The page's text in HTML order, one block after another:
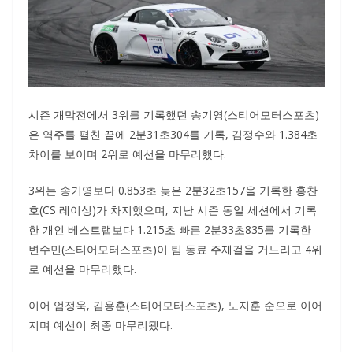
시즌 개막전에서 3위를 기록했던 송기영(스티어모터스포츠)
은 역주를 펼친 끝에 2분31초304를 기록, 김정수와 1.384초
차이를 보이며 2위로 예선을 마무리했다.
3위는 송기영보다 0.853초 늦은 2분32초157을 기록한 홍찬
호(CS 레이싱)가 차지했으며, 지난 시즌 동일 세션에서 기록
한 개인 베스트랩보다 1.215초 빠른 2분33초835를 기록한
변수민(스티어모터스포츠)이 팀 동료 주재걸을 거느리고 4위
로 예선을 마무리했다.
이어 엄정욱, 김용훈(스티어모터스포츠), 노지훈 순으로 이어
지며 예선이 최종 마무리됐다.